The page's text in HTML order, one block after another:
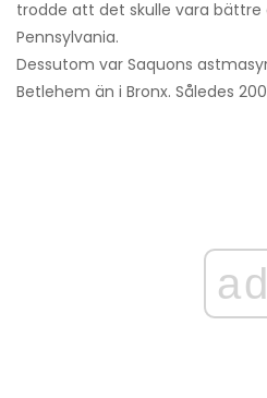
trodde att det skulle vara
Pennsylvania.
Dessutom var Saquons
Betlehem än i Bronx. Således
ad